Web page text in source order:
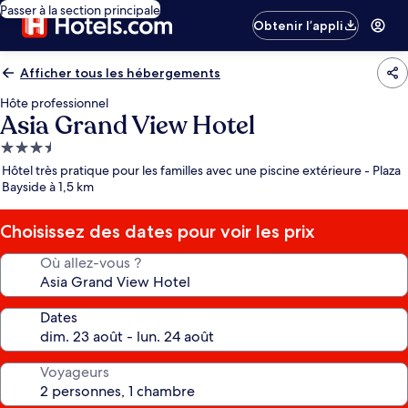
Passer à la section principale
Obtenir l’appli
Afficher tous les hébergements
Hôte professionnel
Asia Grand View Hotel
Hébergement
3.5 étoiles
Hôtel très pratique pour les familles avec une piscine extérieure - Plaza
Bayside à 1,5 km
Choisissez des dates pour voir les prix
Où allez-vous ?
Dates
Voyageurs